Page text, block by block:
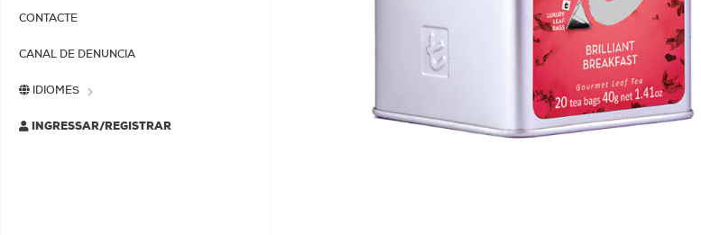
CONTACTE
CANAL DE DENUNCIA
IDIOMES
INGRESSAR/REGISTRAR